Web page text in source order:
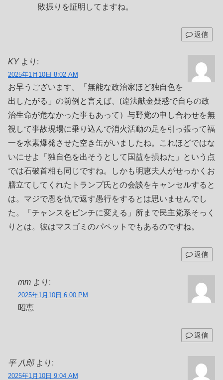
敗振りを証明してますね。
返信
KY より:
2025年1月10日 8:02 AM
お早うございます。「無能な政治家ほど独自色を
出したがる」の前例と言えば、(違法献金疑惑で自らの政
治生命が危なかった事もあって）与野党の申し合わせを無
視して事故現場に乗り込んで消火活動の足を引っ張って福
一を水素爆発させた空き缶がいましたね。これほどではな
いにせよ「独自色を出そうとして国益を損ねた」という点
では石破首相も同じですね。しかも明恵夫人がせっかくお
膳立てしてくれたトランプ氏との会談をキャンセルすると
は。マジで恩を仇で返す愚行をするとは思いませんでし
た。「チャンスをピンチに変える」所まで民主党系そっく
りとは。彼はマスゴミのパペットでもあるのですね。
返信
mm より:
2025年1月10日 6:00 PM
昭恵
返信
平 八郎 より:
2025年1月10日 9:04 AM